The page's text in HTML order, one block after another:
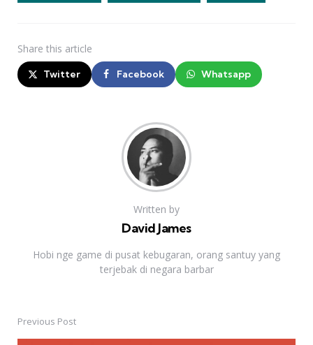
Share this article
Twitter Facebook Whatsapp
Written by
David James
Hobi nge game di pusat kebugaran, orang santuy yang
terjebak di negara barbar
PostPrevious Post